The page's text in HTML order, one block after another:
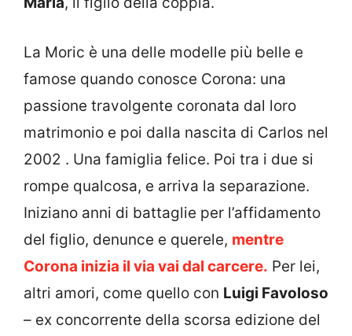
La Moric è una delle modelle più belle e
famose quando conosce Corona: una
passione travolgente coronata dal loro
matrimonio e poi dalla nascita di Carlos nel
2002 . Una famiglia felice. Poi tra i due si
rompe qualcosa, e arriva la separazione.
Iniziano anni di battaglie per l’affidamento
del figlio, denunce e querele, mentre
Corona inizia il via vai dal carcere. Per lei,
altri amori, come quello con Luigi Favoloso
– ex concorrente della scorsa edizione del